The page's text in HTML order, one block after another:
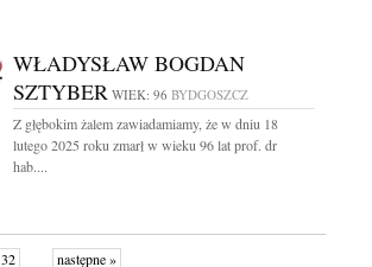
WŁADYSŁAW BOGDAN
SZTYBER WIEK: 96 BYDGOSZCZ
Z głębokim żalem zawiadamiamy, że w dniu 18
lutego 2025 roku zmarł w wieku 96 lat prof. dr
hab....
32 następne »